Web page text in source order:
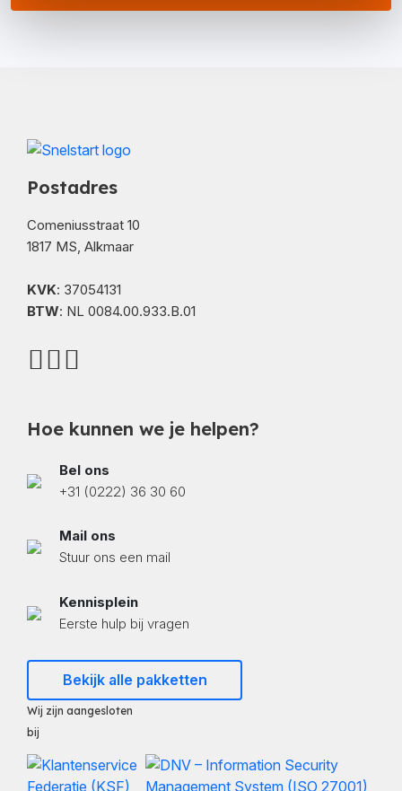
Postadres
Comeniusstraat 10
1817 MS, Alkmaar
KVK: 37054131
BTW: NL 0084.00.933.B.01
Hoe kunnen we je helpen?
Bel ons
+31 (0222) 36 30 60
Mail ons
Stuur ons een mail
Kennisplein
Eerste hulp bij vragen
Bekijk alle pakketten
Wij zijn aangesloten
bij